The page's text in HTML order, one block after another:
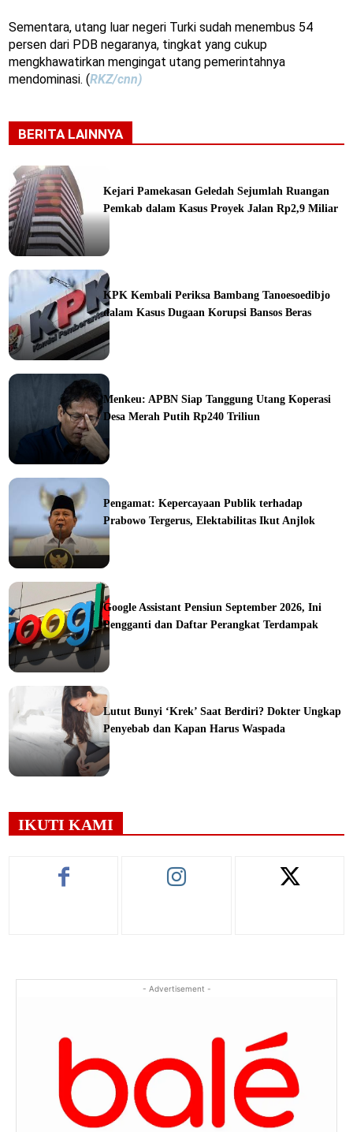
Sementara, utang luar negeri Turki sudah menembus 54
persen dari PDB negaranya, tingkat yang cukup
mengkhawatirkan mengingat utang pemerintahnya
mendominasi. (RKZ/cnn)
BERITA LAINNYA
Kejari Pamekasan Geledah Sejumlah Ruangan
Pemkab dalam Kasus Proyek Jalan Rp2,9 Miliar
KPK Kembali Periksa Bambang Tanoesoedibjo
dalam Kasus Dugaan Korupsi Bansos Beras
Menkeu: APBN Siap Tanggung Utang Koperasi
Desa Merah Putih Rp240 Triliun
Pengamat: Kepercayaan Publik terhadap
Prabowo Tergerus, Elektabilitas Ikut Anjlok
Google Assistant Pensiun September 2026, Ini
Pengganti dan Daftar Perangkat Terdampak
Lutut Bunyi ‘Krek’ Saat Berdiri? Dokter Ungkap
Penyebab dan Kapan Harus Waspada
IKUTI KAMI
- Advertisement -